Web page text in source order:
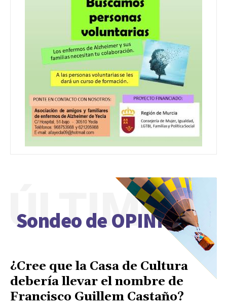
Sondeo de OPINIÓN
ÚLTIMO
¿Cree que la Casa de Cultura
debería llevar el nombre de
Francisco Guillem Castaño?